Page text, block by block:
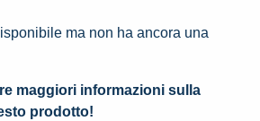
ma non ha ancora una
maggiori informazioni sulla
prodotto!